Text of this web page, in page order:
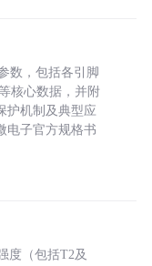
数，包括各引脚
核心数据，并附
护机制及典型应
电子官方规格书
度（包括T2及